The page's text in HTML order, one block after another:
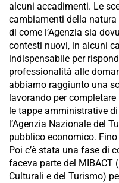
alcuni accadimenti. Le
cambiamenti della natura
di come l’Agenzia sia
contesti nuovi, in alcuni
indispensabile per
professionalità alle
abbiamo raggiunto una
lavorando per completare
le tappe amministrative
l’Agenzia Nazionale del
pubblico economico.
Poi c’è stata una fase di
faceva parte del MIBACT
Culturali e del Turismo)